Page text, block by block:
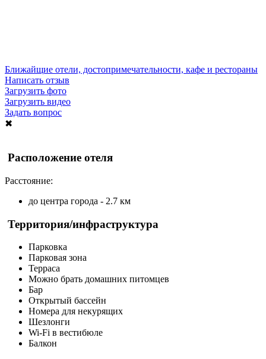
Ближайщие отели, достопримечательности, кафе и рестораны
Написать отзыв
Загрузить фото
Загрузить видео
Задать вопрос
✖
Расположение отеля
Расстояние:
до центра города - 2.7 км
Территория/инфраструктура
Парковка
Парковая зона
Терраса
Можно брать домашних питомцев
Бар
Открытый бассейн
Номера для некурящих
Шезлонги
Wi-Fi в вестибюле
Балкон